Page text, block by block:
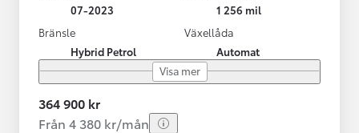
07-2023
1 256 mil
Bränsle
Hybrid Petrol
Växellåda
Automat
Visa mer
364 900 kr
Från 4 380 kr/mån